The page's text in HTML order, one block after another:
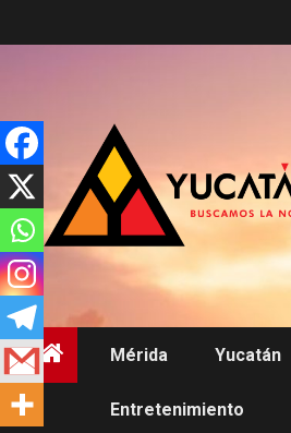
al
Mérida Yucatán
Entretenimiento